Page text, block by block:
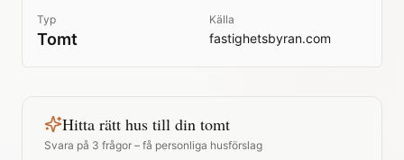
Typ
Tomt
Källa
fastighetsbyran.com
Hitta rätt hus till din tomt
Svara på 3 frågor – få personliga husförslag